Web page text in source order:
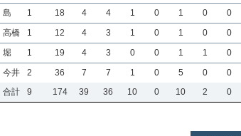
島
1 18 4 4 1 0 1 0 0
高橋
1 12 4 3 1 0 1 0 0
堀
1 19 4 3 0 0 1 1 0
今井
2 36 7 7 1 0 5 0 0
合計
9 174 39 36 10 0 10 2 0